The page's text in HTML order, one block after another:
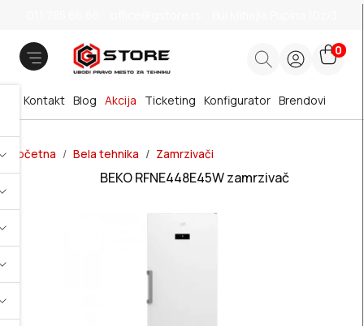
0
Brendovi
Blog Akcija
Kontakt Ticketing Konfigurator
Početna Bela tehnika Zamrzivači
BEKO RFNE448E45W zamrzivač